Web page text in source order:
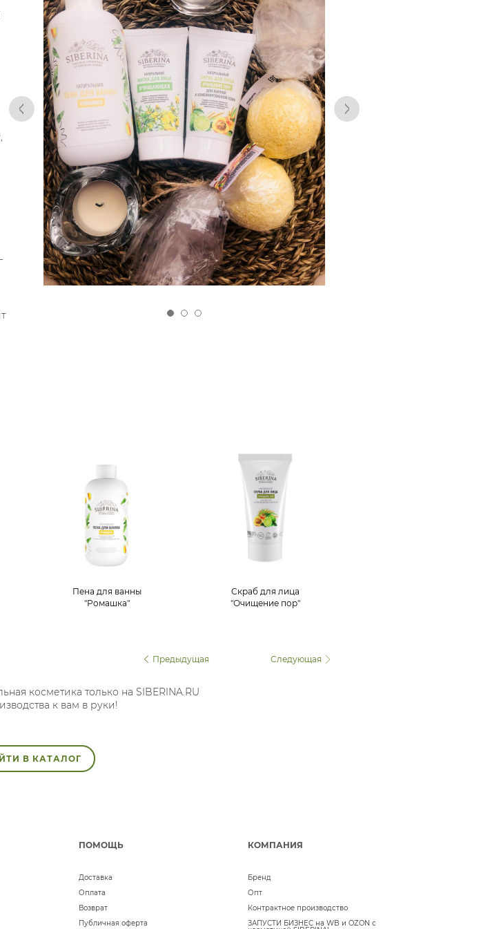
Пена для ванны
"Ромашка"
Скраб для лица
"Очищение пор"
Предыдущая Следующая
косметика только на SIBERINA.RU
к вам в руки!
В КАТАЛОГ
ПОМОЩЬ
Доставка
Оплата
Возврат
Публичная оферта
КОМПАНИЯ
Бренд
Опт
Контрактное производство
ЗАПУСТИ БИЗНЕС на WB и OZON с